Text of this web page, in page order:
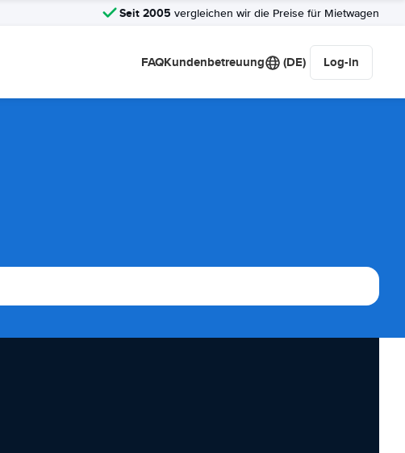
Seit 2005 vergleichen wir die Preise für Mietwagen
FAQKundenbetreuung (DE) Log-in